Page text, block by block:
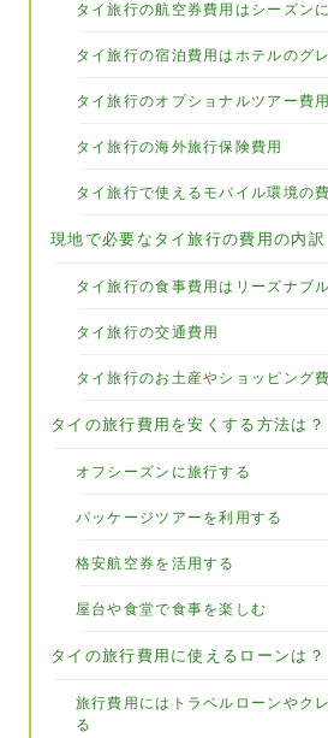
タイ旅行の航空券費用はシーズン
タイ旅行の宿泊費用はホテルのグ
タイ旅行のオプショナルツアー費用
タイ旅行の海外旅行保険費用
タイ旅行で使えるモバイル環境の
現地で必要なタイ旅行の費用の内訳
タイ旅行の食事費用はリーズナブル
タイ旅行の交通費用
タイ旅行のお土産やショッピング
タイの旅行費用を安くする方法は？
オフシーズンに旅行する
パッケージツアーを利用する
格安航空券を活用する
屋台や食堂で食事を楽しむ
タイの旅行費用に使えるローンは？
旅行費用にはトラベルローンやク
る